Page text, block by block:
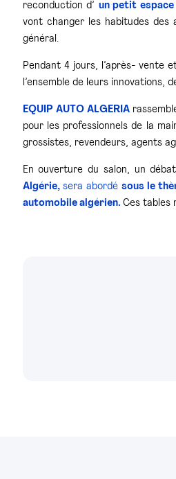
reconduction d’ un petit espace
vont changer les habitudes des
général.
Pendant 4 jours, l’après- vente
l’ensemble de leurs innovations,
EQUIP AUTO ALGERIA
pour les professionnels de la
grossistes, revendeurs, agents
En ouverture du salon, un
Algérie, sera abordésous le
automobile algérien. Ces tables